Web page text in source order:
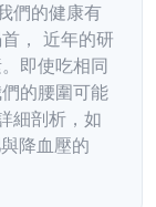
們的健康有
， 近年的研
即使吃相同
的腰圍可能
細剖析，如
降血壓的